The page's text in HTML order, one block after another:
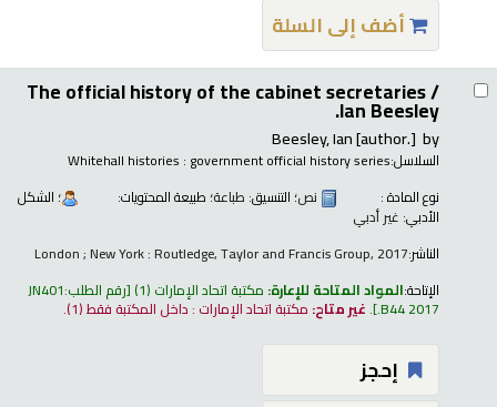
أضف إلى السلة
The official history of the cabinet secretaries /
Ian Beesley.
by
Beesley, Ian[author.]
السلاسل:Whitehall histories : government official history series
نوع المادة :
نص؛ التنسيق: طباعة؛ طبيعة المحتويات: ؛ الشكل
الأدبي: غير أدبي
الناشر:London ; New York : Routledge, Taylor and Francis Group, 2017
الإتاحة:المواد المتاحة للإعارة: مكتبة اتحاد الإمارات (1) رقم الطلب:JN401
.B44 2017
.غير متاح: مكتبة اتحاد الإمارات : داخل المكتبة فقط(1).
إحجز